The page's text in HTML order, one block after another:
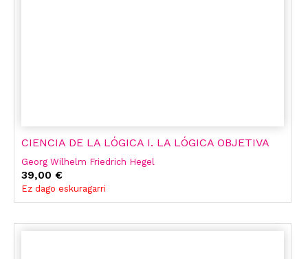
CIENCIA DE LA LÓGICA I. LA LÓGICA OBJETIVA
Georg Wilhelm Friedrich Hegel
39,00 €
Ez dago eskuragarri